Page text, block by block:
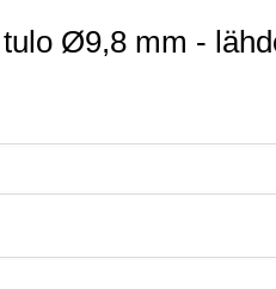
Ø9,8 mm -